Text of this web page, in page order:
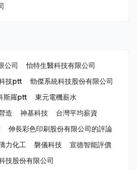
公司
怡特生醫科技有限公司
技ptt
勁傑系統科技股份有限公司
斯羅ptt
東元電機薪水
造 神基科技
台灣平均薪資
伸長彩色印刷股份有限公司的評論
力化工 磐儀科技
宣德智能評價
技股份有限公司